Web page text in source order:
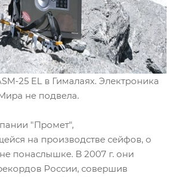
25 EL в Гималаях. Электроника
не подвела.
"Промет",
на производстве сейфов, о
понаслышке. В 2007 г. они
России, совершив